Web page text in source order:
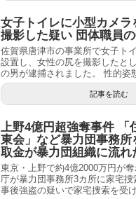
女子トイレに小型カメラ
撮影した疑い 団体職員
佐賀県唐津市の事業所で女子ト
設置し、女性の尻を撮影したと
の男が逮捕されました。 性的姿
記事を読む
上野4億円超強奪事件 「
東会」など暴力団事務所
取金が暴力団組織に流れ
東京・上野で約4億2000万円が
庁が暴力団事務所3カ所に家宅捜
事後強盗の疑いで家宅捜索を受